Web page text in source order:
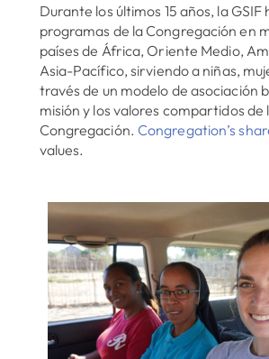
Durante los últimos 15 años, la GSIF
programas de la Congregación en
países de África, Oriente Medio,
Asia-Pacífico, sirviendo a niñas,
través de un modelo de asociación
misión y los valores compartidos de
Congregación. Congregation’s
values.